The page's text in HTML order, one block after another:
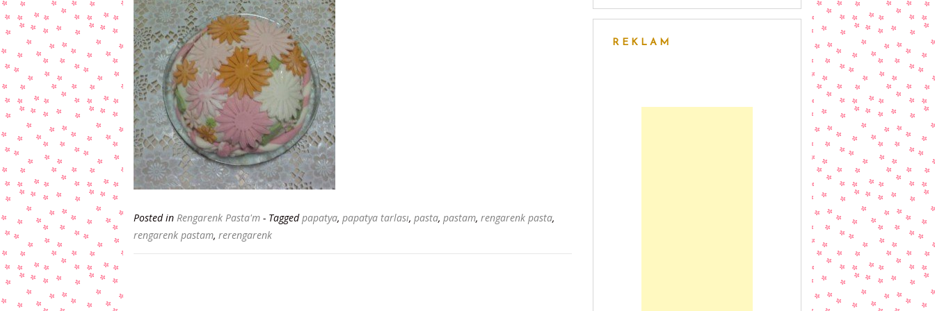
Posted in Rengarenk Pasta'm - Taggedpapatya, papatya tarlası, pasta, pastam, rengarenk pasta,
rengarenk pastam, rerengarenk
REKLAM